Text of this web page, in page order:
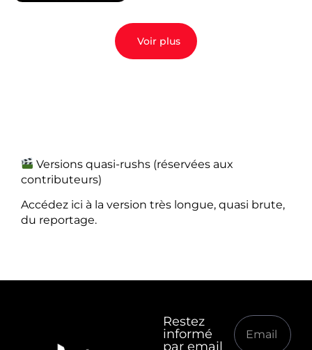
Voir plus
Versions quasi-rushs (réservées aux
contributeurs)
Accédez ici à la version très longue, quasi brute,
du reportage.
Restez
informé
par email